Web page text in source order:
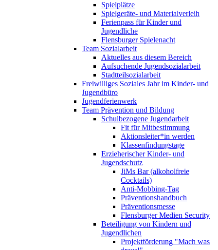
Spielplätze
Spielgeräte- und Materialverleih
Ferienpass für Kinder und
Jugendliche
Flensburger Spielenacht
Team Sozialarbeit
Aktuelles aus diesem Bereich
Aufsuchende Jugendsozialarbeit
Stadtteilsozialarbeit
Freiwilliges Soziales Jahr im Kinder- und
Jugendbüro
Jugendferienwerk
Team Prävention und Bildung
Schulbezogene Jugendarbeit
Fit für Mitbestimmung
Aktionsleiter*in werden
Klassenfindungstage
Erzieherischer Kinder- und
Jugendschutz
JiMs Bar (alkoholfreie
Cocktails)
Anti-Mobbing-Tag
Präventionshandbuch
Präventionsmesse
Flensburger Medien Security
Beteiligung von Kindern und
Jugendlichen
Projektförderung "Mach was